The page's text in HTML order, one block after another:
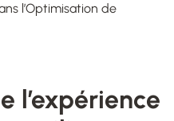
l’Optimisation de
l’expérience